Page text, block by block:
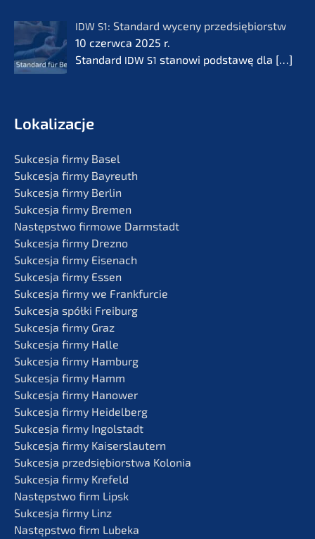
IDW S1: Standard wyceny przedsię­bi­orstw
10 czerw­ca 2025 r.
Standard IDW S1 stanowi podsta­wę dla […]
Lokali­zac­je
Sukces­ja firmy Basel
Sukces­ja firmy Bayreuth
Sukces­ja firmy Berlin
Sukces­ja firmy Bremen
Następst­wo firmo­we Darmstadt
Sukces­ja firmy Drezno
Sukces­ja firmy Eisenach
Sukces­ja firmy Essen
Sukces­ja firmy we Frankfurcie
Sukces­ja spółki Freiburg
Sukces­ja firmy Graz
Sukces­ja firmy Halle
Sukces­ja firmy Hamburg
Sukces­ja firmy Hamm
Sukces­ja firmy Hanower
Sukces­ja firmy Heidelberg
Sukces­ja firmy Ingolstadt
Sukces­ja firmy Kaiserslautern
Sukces­ja przedsię­bi­orst­wa Kolonia
Sukces­ja firmy Krefeld
Następst­wo firm Lipsk
Sukces­ja firmy Linz
Następst­wo firm Lubeka